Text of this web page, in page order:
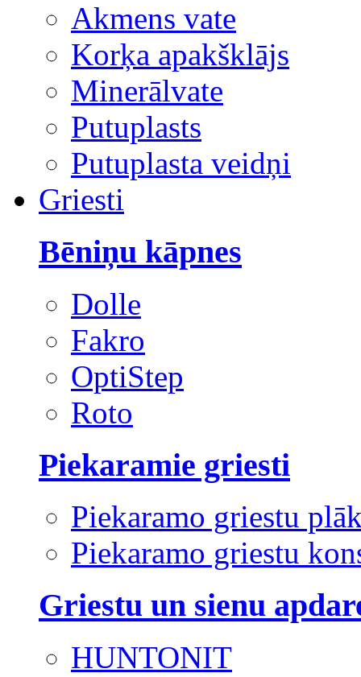
Akmens vate
Korķa apakšklājs
Minerālvate
Putuplasts
Putuplasta veidņi
Griesti
Bēniņu kāpnes
Dolle
Fakro
OptiStep
Roto
Piekaramie griesti
Piekaramo griestu
Piekaramo griestu
Griestu un sienu
HUNTONIT